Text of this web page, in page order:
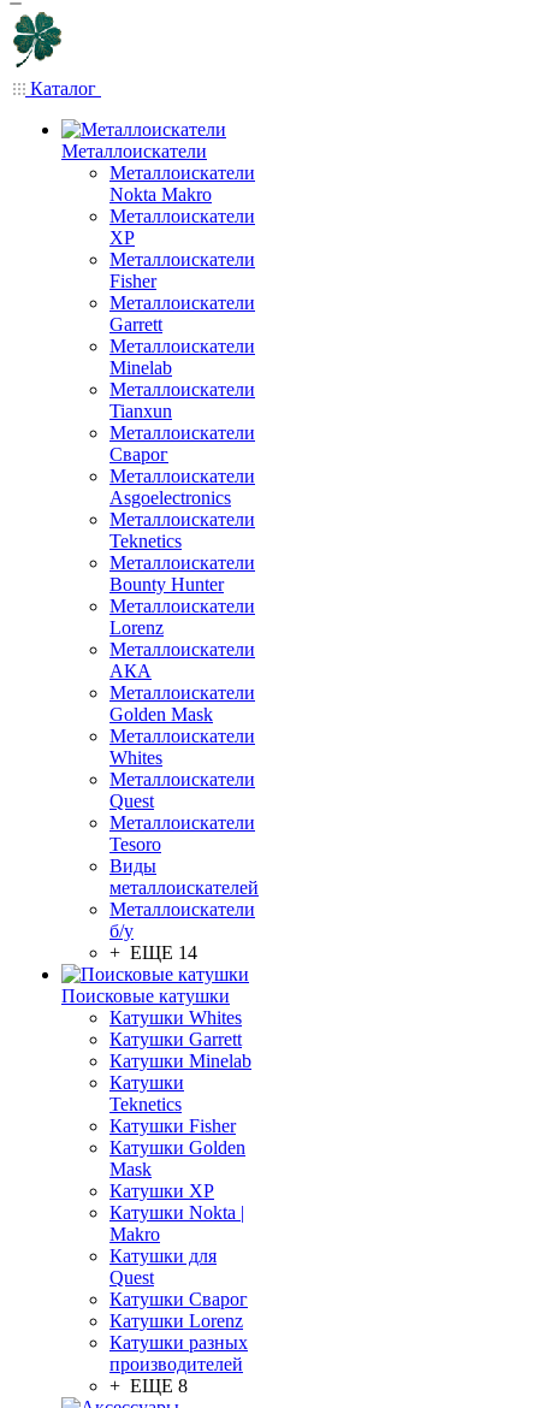
Каталог
Металлоискатели
Металлоискатели
Nokta Makro
Металлоискатели
XP
Металлоискатели
Fisher
Металлоискатели
Garrett
Металлоискатели
Minelab
Металлоискатели
Tianxun
Металлоискатели
Сварог
Металлоискатели
Asgoelectronics
Металлоискатели
Teknetics
Металлоискатели
Bounty Hunter
Металлоискатели
Lorenz
Металлоискатели
АКА
Металлоискатели
Golden Mask
Металлоискатели
Whites
Металлоискатели
Quest
Металлоискатели
Tesoro
Виды
металлоискателей
Металлоискатели
б/у
+ ЕЩЕ 14
Поисковые катушки
Катушки Whites
Катушки Garrett
Катушки Minelab
Катушки
Teknetics
Катушки Fisher
Катушки Golden
Mask
Катушки XP
Катушки Nokta |
Makro
Катушки для
Quest
Катушки Сварог
Катушки Lorenz
Катушки разных
производителей
+ ЕЩЕ 8